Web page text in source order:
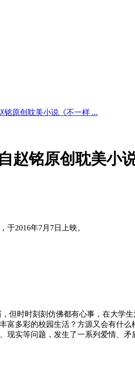
铭原创耽美小说《不一样 ...
赵铭原创耽美小
2016年7月7日上映。
但时时刻刻仿佛都有心事，在大学
多彩的校园生活？方源又会有什
实等问题，发生了一系列爱情、矛